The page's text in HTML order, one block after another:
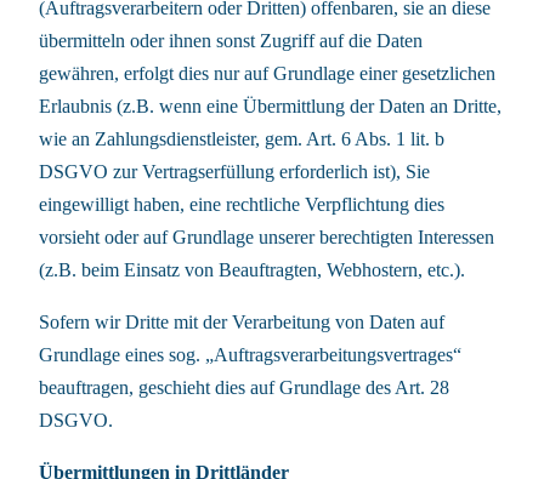
(Auftragsverarbeitern oder Dritten) offenbaren, sie an diese
übermitteln oder ihnen sonst Zugriff auf die Daten
gewähren, erfolgt dies nur auf Grundlage einer gesetzlichen
Erlaubnis (z.B. wenn eine Übermittlung der Daten an Dritte,
wie an Zahlungsdienstleister, gem. Art. 6 Abs. 1 lit. b
DSGVO zur Vertragserfüllung erforderlich ist), Sie
eingewilligt haben, eine rechtliche Verpflichtung dies
vorsieht oder auf Grundlage unserer berechtigten Interessen
(z.B. beim Einsatz von Beauftragten, Webhostern, etc.).
Sofern wir Dritte mit der Verarbeitung von Daten auf
Grundlage eines sog. „Auftragsverarbeitungsvertrages“
beauftragen, geschieht dies auf Grundlage des Art. 28
DSGVO.
Übermittlungen in Drittländer